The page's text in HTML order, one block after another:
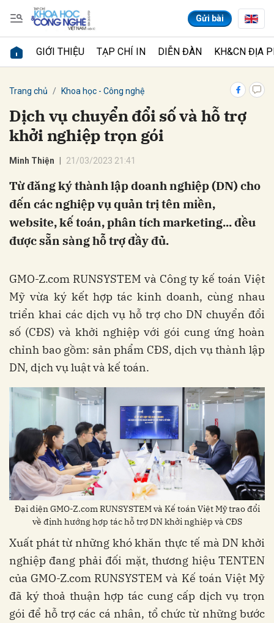
Gửi bài
GIỚI THIỆU TẠP CHÍ IN DIỄN ĐÀN KH&CN ĐỊA
Trang chủ Khoa học - Công nghệ
Dịch vụ chuyển đổi số và hỗ trợ
khởi nghiệp trọn gói
Minh Thiện 21/03/2023 21:41
Từ đăng ký thành lập doanh nghiệp (DN) cho
đến các nghiệp vụ quản trị tên miền,
website, kế toán, phân tích marketing... đều
được sẵn sàng hỗ trợ đầy đủ.
GMO-Z.com RUNSYSTEM và Công ty kế toán Việt
Mỹ vừa ký kết hợp tác kinh doanh, cùng nhau
triển khai các dịch vụ hỗ trợ cho DN chuyển đổi
số (CĐS) và khởi nghiệp với gói cung ứng hoàn
chỉnh bao gồm: sản phẩm CĐS, dịch vụ thành lập
DN, dịch vụ luật và kế toán.
Đại diện GMO-Z.com RUNSYSTEM và Kế toán Việt Mỹ trao đổi
về định hướng hợp tác hỗ trợ DN khởi nghiệp và CĐS
Xuất phát từ những khó khăn thực tế mà DN khởi
nghiệp đang phải đối mặt, thương hiệu TENTEN
của GMO-Z.com RUNSYSTEM và Kế toán Việt Mỹ
đã ký thoả thuận hợp tác cung cấp dịch vụ trọn
gói để hỗ trợ các cá nhân, tổ chức từ những bước
Gửi bình luận
Hủy